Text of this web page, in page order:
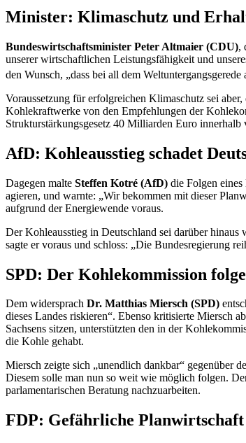
Minister: Klimaschutz und
Bundeswirtschaftsminister Peter Altmaier (CDU),
unserer wirtschaftlichen Leistungsfähigkeit und
den Wunsch, „dass bei all dem
Voraussetzung für erfolgreichen Klimaschutz sei
Kohlekraftwerke von den Empfehlungen der
Strukturstärkungsgesetz 40 Milliarden Euro
AfD: Kohleausstieg schadet
Dagegen malte Steffen Kotré (AfD) die Folgen
agieren, und warnte: „Wir bekommen mit dieser
aufgrund der Energiewende voraus.
Der Kohleausstieg in Deutschland sei darüber hinaus
sagte er voraus und schloss: „Die Bundesregierung
SPD: Der Kohlekommission
Dem widersprach Dr. Matthias Miersch (SPD)
dieses Landes riskieren“. Ebenso kritisierte Miersch
Sachsens sitzen, unterstützten den in der
die Kohle gehabt.
Miersch zeigte sich „unendlich dankbar“ gegenüber
Diesem solle man nun so weit wie möglich folgen.
parlamentarischen Beratung nachzuarbeiten.
FDP: Gefährliche Planwirtschaft